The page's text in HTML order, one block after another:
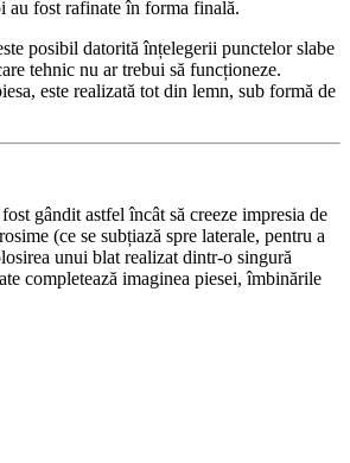
au fost rafinate în forma finală.
posibil datorită înțelegerii punctelor slabe
tehnic nu ar trebui să funcționeze.
este realizată tot din lemn, sub formă de
gândit astfel încât să creeze impresia de
(ce se subțiază spre laterale, pentru a
unui blat realizat dintr-o singură
completează imaginea piesei, îmbinările